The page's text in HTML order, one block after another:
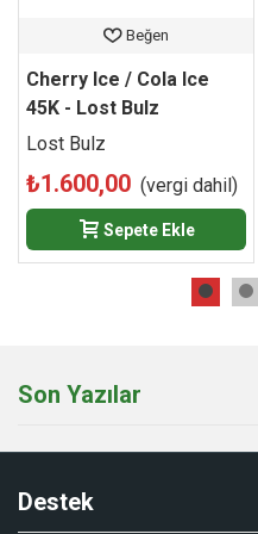
yapısını, üç farklı orman
için güçlü bir alternatif
teknik donanımı ve modern
V45 serisinin öne çıkan
çeker.
Beğen
Cherry Ice / Cola Ice
45K - Lost Bulz
Lost Bulz
₺1.600,00 (vergi dahil)
Sepete Ekle
Son Yazılar
Destek